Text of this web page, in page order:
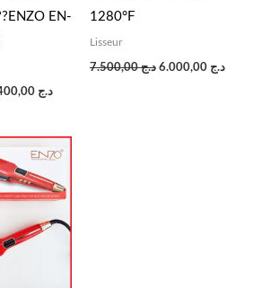
EN-
د.ج 6.400,00
1280°F
Lisseur
د.ج7.500,00 د.ج 6.000,00
:
د.ج 7.000,00.
prix
est :